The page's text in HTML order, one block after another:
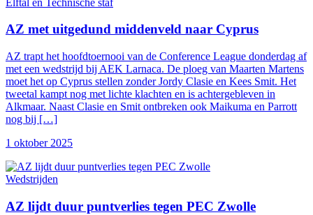
AZ met uitgedund middenveld naar Cyprus
AZ trapt het hoofdtoernooi van de Conference League donderdag af
met een wedstrijd bij AEK Larnaca. De ploeg van Maarten Martens
moet het op Cyprus stellen zonder Jordy Clasie en Kees Smit. Het
tweetal kampt nog met lichte klachten en is achtergebleven in
Alkmaar. Naast Clasie en Smit ontbreken ook Maikuma en Parrott
nog bij […]
1 oktober 2025
Wedstrijden
AZ lijdt duur puntverlies tegen PEC Zwolle